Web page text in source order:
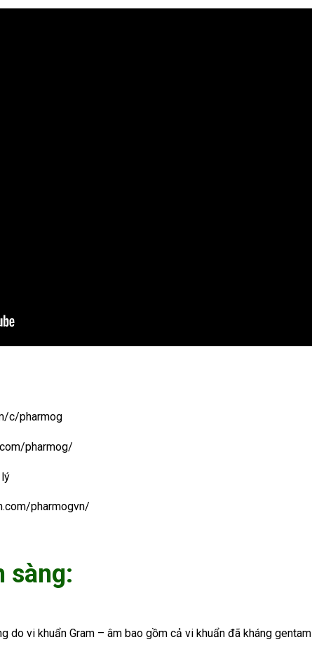
c/pharmog
pharmog/
pharmogvn/
sàng:
do vi khuẩn Gram – âm bao gồm cả vi khuẩn đã kháng